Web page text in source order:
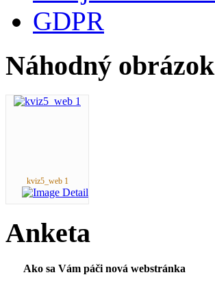
GDPR
Náhodný obrázok
kviz5_web 1
Anketa
Ako sa Vám páči nová webstránka